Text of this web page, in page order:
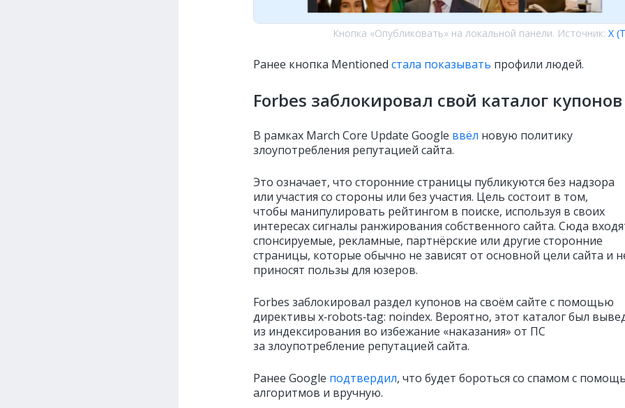
Кнопка «Опубликовать» на локальной панели. Источник: X
Ранее кнопка Mentioned стала показывать профили людей.
Forbes заблокировал свой каталог купонов
В рамках March Core Update Google ввёл новую политику
злоупотребления репутацией сайта.
Это означает, что сторонние страницы публикуются без надзора
или участия со стороны или без участия. Цель состоит в том,
чтобы манипулировать рейтингом в поиске, используя в своих
интересах сигналы ранжирования собственного сайта. Сюда
спонсируемые, рекламные, партнёрские или другие сторонние
страницы, которые обычно не зависят от основной цели сайта и
приносят пользы для юзеров.
Forbes заблокировал раздел купонов на своём сайте с помощью
директивы x‑robots‑tag: noindex. Вероятно, этот каталог был
из индексирования во избежание «наказания» от ПС
за злоупотребление репутацией сайта.
Ранее Google подтвердил, что будет бороться со спамом с
алгоритмов и вручную.